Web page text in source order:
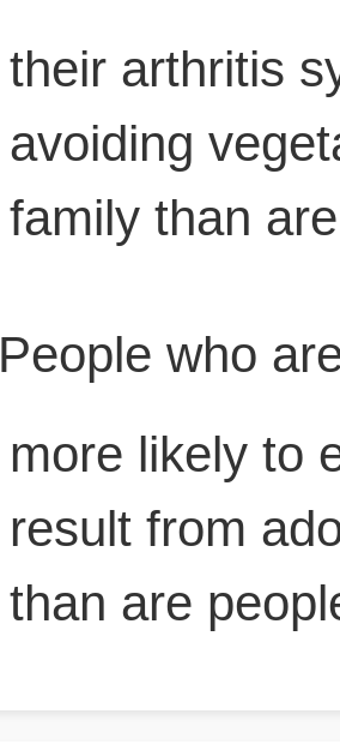
their arthritis
avoiding
family than
People who
more likely to
result from
than are